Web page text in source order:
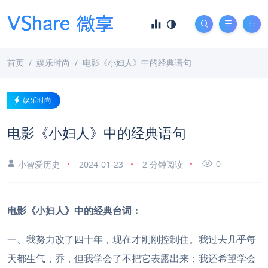
首页 娱乐时尚 电影《小妇人》中的经典语句
娱乐时尚
电影《小妇人》中的经典语句
小智爱历史 2024-01-23 2 分钟阅读 0
电影《小妇人》中的经典台词：
一、我努力改了四十年，现在才刚刚控制住。我过去几乎每
天都生气，乔，但我学会了不把它表露出来；我还希望学会